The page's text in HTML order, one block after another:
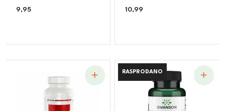
9,95 10,99
RASPRODANO
RASPRODANO